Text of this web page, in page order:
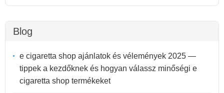
Blog
e cigaretta shop ajánlatok és vélemények 2025 —
tippek a kezdőknek és hogyan válassz minőségi e
cigaretta shop termékeket